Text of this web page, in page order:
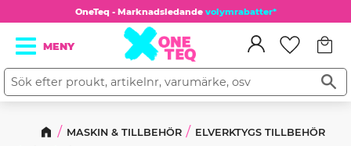
Meny
OneTeq - Marknadsledande volymrabatter*
MASKIN & TILLBEHÖR
ELVERKTYGS TILLBEHÖR